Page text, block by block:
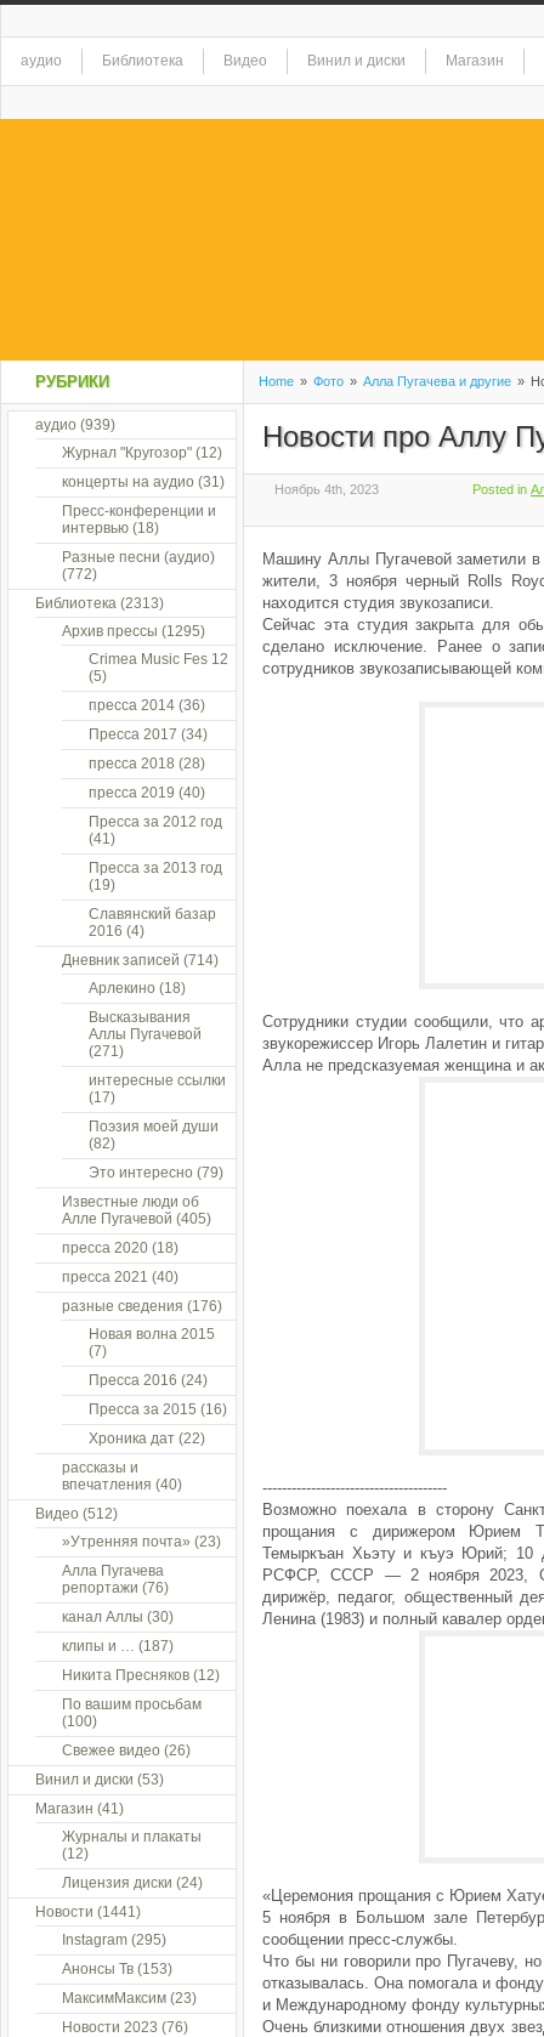
аудио Библиотека Видео Винил и диски Магазин
Home » Фото » Алла Пугачева и другие »
Новости про Аллу
Ноябрь 4th, 2023 Posted in
Машину Аллы Пугачевой заметили
жители, 3 ноября черный Rolls
находится студия звукозаписи.
Сейчас эта студия закрыта для
сделано исключение. Ранее о
сотрудников звукозаписывающей
Сотрудники студии сообщили, что
звукорежиссер Игорь Лалетин и
Алла не предсказуемая женщина и
--------------------------------------
Возможно поехала в сторону
прощания с дирижером Юрием
Темыркъан Хьэту и къуэ Юрий; 10
РСФСР, СССР — 2 ноября 2023,
дирижёр, педагог, общественный
Ленина (1983) и полный кавалер
«Церемония прощания с Юрием
5 ноября в Большом зале
сообщении пресс-службы.
Что бы ни говорили про Пугачеву,
отказывалась. Она помогала и
и Международному фонду
Очень близкими отношения двух
РУБРИКИ
аудио (939)
Журнал "Кругозор" (12)
концерты на аудио (31)
Пресс-конференции и
интервью (18)
Разные песни (аудио)
(772)
Библиотека (2313)
Архив прессы (1295)
Crimea Music Fes 12
(5)
пресса 2014 (36)
Пресса 2017 (34)
пресса 2018 (28)
пресса 2019 (40)
Пресса за 2012 год
(41)
Пресса за 2013 год
(19)
Славянский базар
2016 (4)
Дневник записей (714)
Арлекино (18)
Высказывания
Аллы Пугачевой
(271)
интересные ссылки
(17)
Поэзия моей души
(82)
Это интересно (79)
Известные люди об
Алле Пугачевой (405)
пресса 2020 (18)
пресса 2021 (40)
разные сведения (176)
Новая волна 2015
(7)
Пресса 2016 (24)
Пресса за 2015 (16)
Хроника дат (22)
рассказы и
впечатления (40)
Видео (512)
»Утренняя почта» (23)
Алла Пугачева
репортажи (76)
канал Аллы (30)
клипы и … (187)
Никита Пресняков (12)
По вашим просьбам
(100)
Свежее видео (26)
Винил и диски (53)
Магазин (41)
Журналы и плакаты
(12)
Лицензия диски (24)
Новости (1441)
Instagram (295)
Анонсы Тв (153)
МаксимМаксим (23)
Новости 2023 (76)